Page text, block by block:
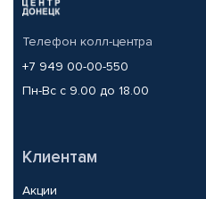
Телефон колл-центра
+7 949 00-00-550
Пн-Вс с 9.00 до 18.00
Клиентам
Акции